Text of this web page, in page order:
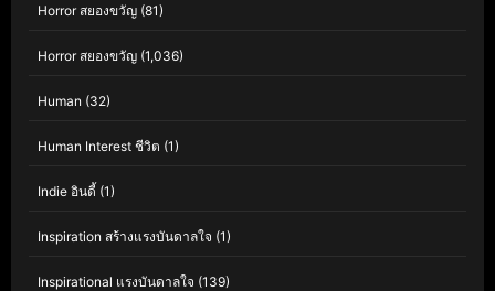
Horror สยองขวัญ (81)
Horror สยองขวัญ (1,036)
Human (32)
Human Interest ชีวิต (1)
Indie อินดี้ (1)
Inspiration สร้างแรงบันดาลใจ (1)
Inspirational แรงบันดาลใจ (139)